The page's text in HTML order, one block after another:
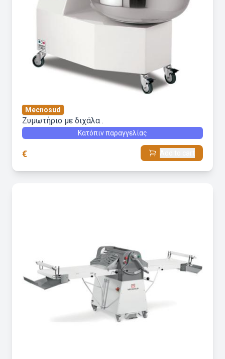
Mecnosud
Ζυμωτήριο με διχάλα .
Κατόπιν παραγγελίας
€